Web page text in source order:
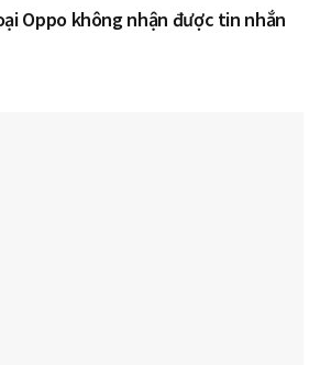
Oppo không nhận được tin nhắn